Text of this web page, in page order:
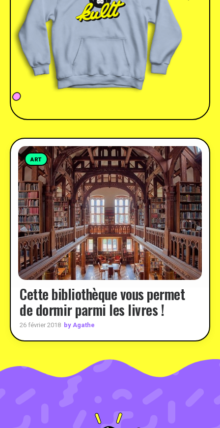
ART
Cette bibliothèque vous permet
de dormir parmi les livres !
26 février 2018 by Agathe